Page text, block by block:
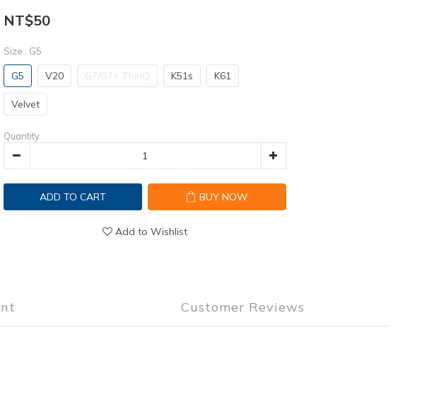
NT$50
Size : G5
G5 V20 G7/G7+ ThinQ K51s K61
Velvet
Quantity
ADD TO CART BUY NOW
Add to Wishlist
Customer Reviews